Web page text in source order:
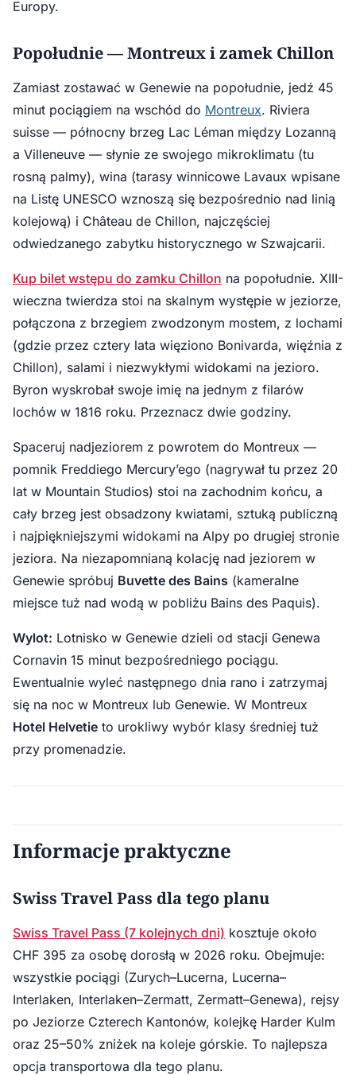
Europy.
Popołudnie — Montreux i zamek Chillon
Zamiast zostawać w Genewie na popołudnie, jedź 45
minut pociągiem na wschód do Montreux. Riviera
suisse — północny brzeg Lac Léman między Lozanną
a Villeneuve — słynie ze swojego mikroklimatu (tu
rosną palmy), wina (tarasy winnicowe Lavaux wpisane
na Listę UNESCO wznoszą się bezpośrednio nad linią
kolejową) i Château de Chillon, najczęściej
odwiedzanego zabytku historycznego w Szwajcarii.
Kup bilet wstępu do zamku Chillon na popołudnie. XIII-
wieczna twierdza stoi na skalnym występie w jeziorze,
połączona z brzegiem zwodzonym mostem, z lochami
(gdzie przez cztery lata więziono Bonivarda, więźnia z
Chillon), salami i niezwykłymi widokami na jezioro.
Byron wyskrobał swoje imię na jednym z filarów
lochów w 1816 roku. Przeznacz dwie godziny.
Spaceruj nadjeziorem z powrotem do Montreux —
pomnik Freddiego Mercury’ego (nagrywał tu przez 20
lat w Mountain Studios) stoi na zachodnim końcu, a
cały brzeg jest obsadzony kwiatami, sztuką publiczną
i najpiękniejszymi widokami na Alpy po drugiej stronie
jeziora. Na niezapomnianą kolację nad jeziorem w
Genewie spróbuj Buvette des Bains (kameralne
miejsce tuż nad wodą w pobliżu Bains des Paquis).
Wylot: Lotnisko w Genewie dzieli od stacji Genewa
Cornavin 15 minut bezpośredniego pociągu.
Ewentualnie wyleć następnego dnia rano i zatrzymaj
się na noc w Montreux lub Genewie. W Montreux
Hotel Helvetie to urokliwy wybór klasy średniej tuż
przy promenadzie.
Informacje praktyczne
Swiss Travel Pass dla tego planu
Swiss Travel Pass (7 kolejnych dni) kosztuje około
CHF 395 za osobę dorosłą w 2026 roku. Obejmuje:
wszystkie pociągi (Zurych–Lucerna, Lucerna–
Interlaken, Interlaken–Zermatt, Zermatt–Genewa), rejsy
po Jeziorze Czterech Kantonów, kolejkę Harder Kulm
oraz 25–50% zniżek na koleje górskie. To najlepsza
opcja transportowa dla tego planu.